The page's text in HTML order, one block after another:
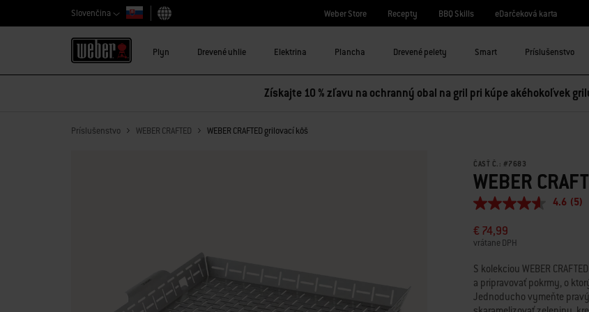
Slovenčina
Vybrať krajinu
Weber Store Recepty BBQ Skills eDarčeková karta
Plyn Drevené uhlie Elektrina Plancha Drevené pelety Smart Príslušenstvo
Získajte 10 % zľavu na ochranný obal na gril pri kúpe akéhokoľvek
Príslušenstvo WEBER CRAFTED WEBER CRAFTED grilovací kôš
ČASŤ Č.: #7683
WEBER
4.6
5
hviezdičiek,
hodnota
hodnotenia.
Read
5
Reviews.
4.6 (5)
€ 74,99
vrátane DPH
S kolekciou WEBER
a pripravovať pokrmy, o
Jednoducho vymeňte pravý